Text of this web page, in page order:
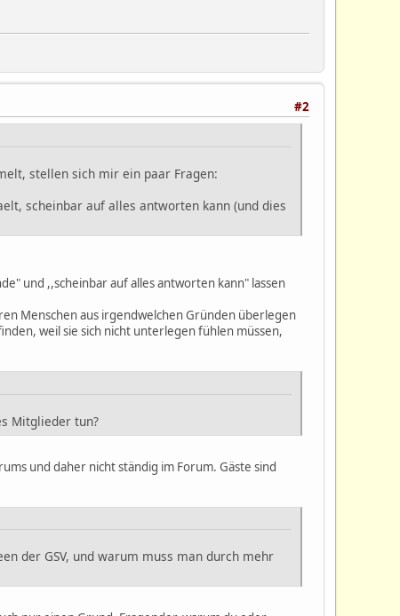
#2
stellen sich mir ein paar Fragen:
scheinbar auf alles antworten kann (und dies
und ,,scheinbar auf alles antworten kann" lassen
Menschen aus irgendwelchen Gründen überlegen
weil sie sich nicht unterlegen fühlen müssen,
Mitglieder tun?
und daher nicht ständig im Forum. Gäste sind
der GSV, und warum muss man durch mehr